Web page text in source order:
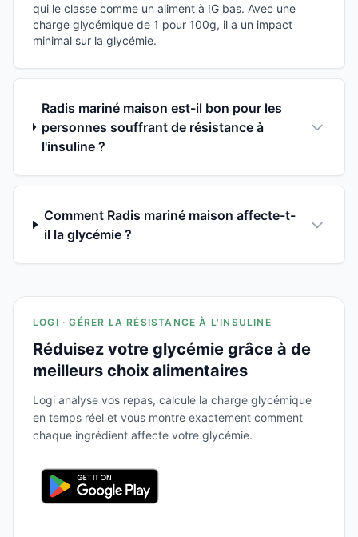
qui le classe comme un aliment à IG bas. Avec une
charge glycémique de 1 pour 100g, il a un impact
minimal sur la glycémie.
Radis mariné maison est-il bon pour les
personnes souffrant de résistance à
l'insuline ?
Comment Radis mariné maison affecte-t-
il la glycémie ?
LOGI · GÉRER LA RÉSISTANCE À L'INSULINE
Réduisez votre glycémie grâce à de
meilleurs choix alimentaires
Logi analyse vos repas, calcule la charge glycémique
en temps réel et vous montre exactement comment
chaque ingrédient affecte votre glycémie.